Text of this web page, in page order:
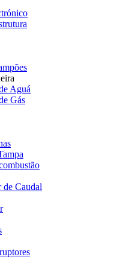
Aguá
Gás
de Caudal